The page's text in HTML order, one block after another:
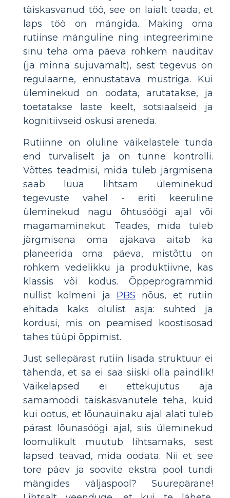
täiskasvanud töö, see on laialt teada, et
laps töö on mängida. Making oma
rutiinse mänguline ning integreerimine
sinu teha oma päeva rohkem nauditav
(ja minna sujuvamalt), sest tegevus on
regulaarne, ennustatava mustriga. Kui
üleminekud on oodata, arutatakse, ja
toetatakse laste keelt, sotsiaalseid ja
kognitiivseid oskusi areneda.
Rutiinne on oluline väikelastele tunda
end turvaliselt ja on tunne kontrolli.
Võttes teadmisi, mida tuleb järgmisena
saab luua lihtsam üleminekud
tegevuste vahel - eriti keeruline
üleminekud nagu õhtusöögi ajal või
magamaminekut. Teades, mida tuleb
järgmisena oma ajakava aitab ka
planeerida oma päeva, mistõttu on
rohkem vedelikku ja produktiivne, kas
klassis või kodus. Õppeprogrammid
nullist kolmeni ja PBS nõus, et rutiin
ehitada kaks olulist asja: suhted ja
kordusi, mis on peamised koostisosad
tahes tüüpi õppimist.
Just sellepärast rutiin lisada struktuur ei
tähenda, et sa ei saa siiski olla paindlik!
Väikelapsed ei ettekujutus aja
samamoodi täiskasvanutele teha, kuid
kui ootus, et lõunauinaku ajal alati tuleb
pärast lõunasöögi ajal, siis üleminekud
loomulikult muutub lihtsamaks, sest
lapsed teavad, mida oodata. Nii et see
tore päev ja soovite ekstra pool tundi
mängides väljaspool? Suurepärane!